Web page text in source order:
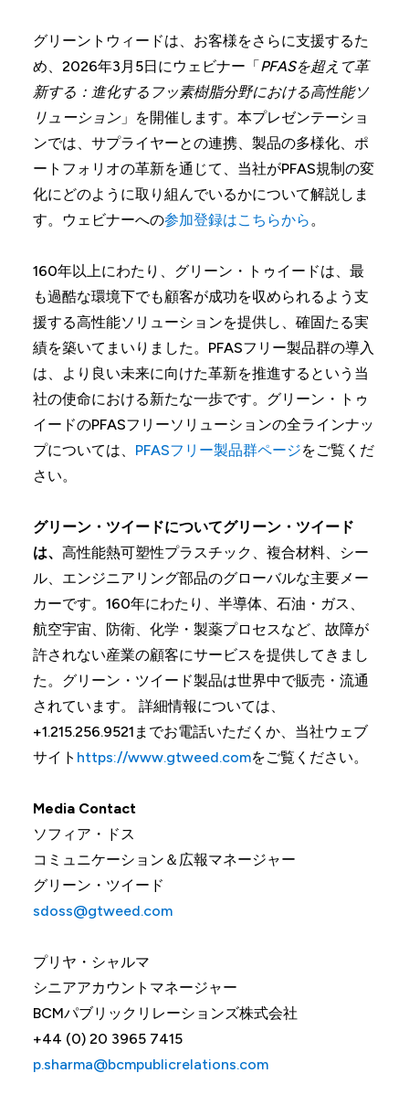
グリーントウィードは、お客様をさらに支援するた
め、2026年3月5日にウェビナー「PFASを超えて革
新する：進化するフッ素樹脂分野における高性能ソ
リューション」を開催します。本プレゼンテーショ
ンでは、サプライヤーとの連携、製品の多様化、ポ
ートフォリオの革新を通じて、当社がPFAS規制の変
化にどのように取り組んでいるかについて解説しま
す。ウェビナーへの参加登録はこちらから 。
160年以上にわたり、グリーン・トゥイードは、最
も過酷な環境下でも顧客が成功を収められるよう支
援する高性能ソリューションを提供し、確固たる実
績を築いてまいりました。PFASフリー製品群の導入
は、より良い未来に向けた革新を推進するという当
社の使命における新たな一歩です。グリーン・トゥ
イードのPFASフリーソリューションの全ラインナッ
プについては、 PFASフリー製品群ページをご覧くだ
さい。
グリーン・ツイードについてグリーン・ツイード
は、 高性能熱可塑性プラスチック、複合材料、シー
ル、エンジニアリング部品のグローバルな主要メー
カーです。160年にわたり、半導体、石油・ガス、
航空宇宙、防衛、化学・製薬プロセスなど、故障が
許されない産業の顧客にサービスを提供してきまし
た。グリーン・ツイード製品は世界中で販売・流通
されています。 詳細情報については、
+1.215.256.9521までお電話いただくか、当社ウェブ
サイト https://www.gtweed.comをご覧ください。
Media Contact
ソフィア・ドス
コミュニケーション＆広報マネージャー
グリーン・ツイード
sdoss@gtweed.com
プリヤ・シャルマ
シニアアカウントマネージャー
BCMパブリックリレーションズ株式会社
+44 (0) 20 3965 7415
p.sharma@bcmpublicrelations.com